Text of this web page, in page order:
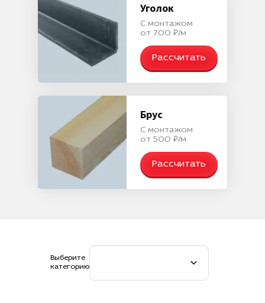
Уголок
С монтажом
от 700 ₽/м
Рассчитать
Брус
С монтажом
от 500 ₽/м
Рассчитать
Выберите
категорию